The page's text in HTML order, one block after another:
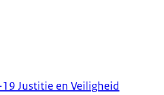
Justitie en Veiligheid